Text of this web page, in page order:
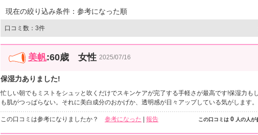
現在の絞り込み条件：参考になった順
口コミ数：3件
美帆:60歳 女性 2025/07/16
保湿力ありました!
忙しい朝でもミストをシュッと吹くだけでスキンケアが完了する手軽さが最高です!保湿力も
も肌がつっぱらない。それに美白成分のおかげか、透明感が日々アップしている気がします。
この口コミは 0 人の人が
この口コミは参考になりましたか？ 参考になった 報告